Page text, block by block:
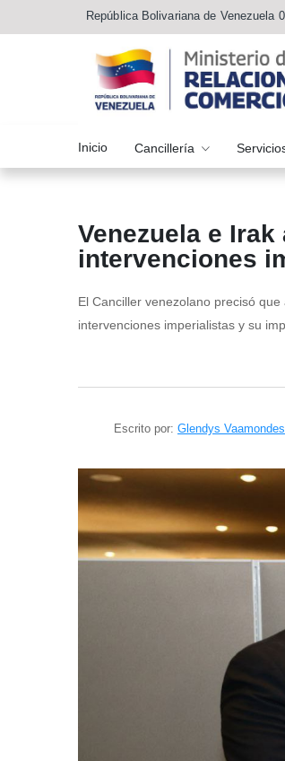
República Bolivariana de Venezuela
Inicio Cancillería
Venezuela e
intervenciones
El Canciller venezolano precisó
intervenciones imperialistas y su
Escrito por: Glendys Vaamondes